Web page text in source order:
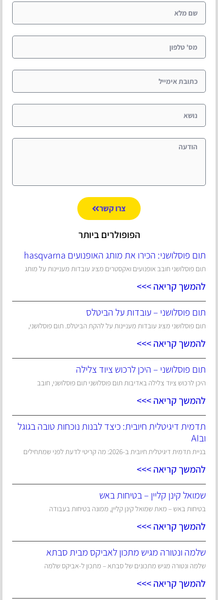
צרו קשר
הפופולרים ביותר
תום פוסלושני: הכירו את מותג האופנועים hasqvarna
תום פוסלושני חובב אופנועים ואקסטרים מציג עובדות מעניינות על מותג
להמשך קריאה >>>
תום פוסלושני – עובדות על הביטלס
תום פוסלושני מציג עובדות מעניינות על להקת הביטלס. תום פוסלושני,
להמשך קריאה >>>
תום פוסלושני – היכן לרכוש ציוד צלילה
היכן לרכוש ציוד צלילה באדיבות תום פוסלושני תום פוסלושני, חובב
להמשך קריאה >>>
תדמית דיגיטלית חיובית: כיצד לבנות נוכחות טובה בגוגל
ובAI
בניית תדמית דיגיטלית חיובית ב-2026: מה קריטי לדעת לפני שמתחילים
להמשך קריאה >>>
שמואל קינן קליין – בטיחות באש
בטיחות באש – מאת שמואל קינן קליין, ממונה בטיחות בעבודה
להמשך קריאה >>>
שלמה ונטורה מגיש מתכון לאביקס מבית סבתא
שלמה ונטורה מגיש מתכונים של סבתא – מתכון ל-אביקס שלמה
להמשך קריאה >>>